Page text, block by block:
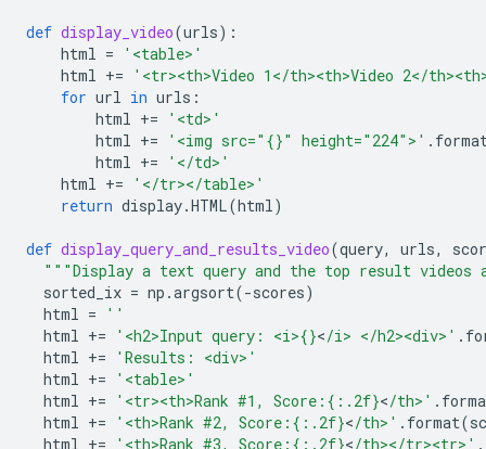
def display_video(urls):
html =
'<table>'
html +=
'<tr><th>Video 1</th><th>Video 2</
for url in urls :
html +=
'<td>'
html += '<img src=" {}" height="224">' .
html +=
'</td>'
html +=
'</tr></table>'
return display.HTML(html)
def display_query_and_results_video(query, urls,
"""Display a text query and the top result videos
sorted_ix = np .argsort(-scores)
html =
''
html += '<h2>Input query: <i>{}</i> </h2><div>' .
html +=
'Results: <div>'
html +=
'<table>'
html += '<tr><th>Rank #1, Score: {:.2f}</th>' .
html += '<th>Rank #2, Score: {:.2f}</th>' . format(
html += '<th>Rank #3, Score: {:.2f}</th></tr><tr>' .